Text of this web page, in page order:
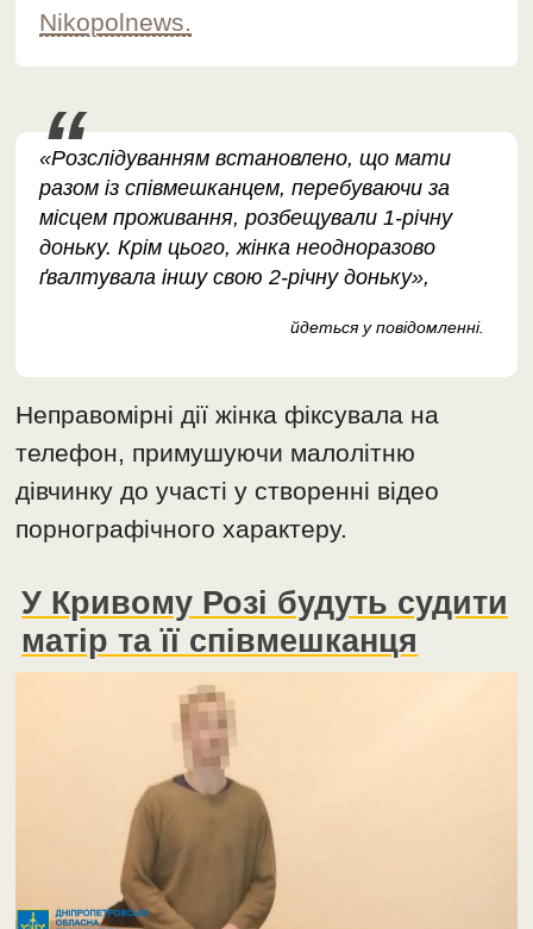
Nikopolnews.
«Розслідуванням встановлено, що мати
разом із співмешканцем, перебуваючи за
місцем проживання, розбещували 1-річну
доньку. Крім цього, жінка неодноразово
ґвалтувала іншу свою 2-річну доньку»,
йдеться у повідомленні.
Неправомірні дії жінка фіксувала на
телефон, примушуючи малолітню
дівчинку до участі у створенні відео
порнографічного характеру.
У Кривому Розі будуть судити
матір та її співмешканця